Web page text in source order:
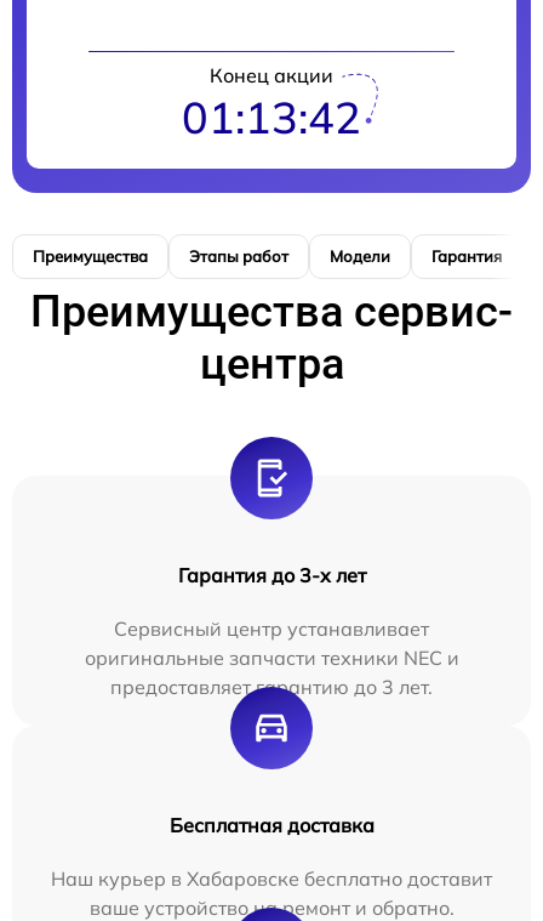
Конец акции
01:13:41
Преимущества Этапы работ Модели Гарантия
Преимущества сервис-
центра
Гарантия до 3-х лет
Сервисный центр устанавливает
оригинальные запчасти техники NEC и
предоставляет гарантию до 3 лет.
Бесплатная доставка
Наш курьер в Хабаровске бесплатно доставит
ваше устройство на ремонт и обратно.